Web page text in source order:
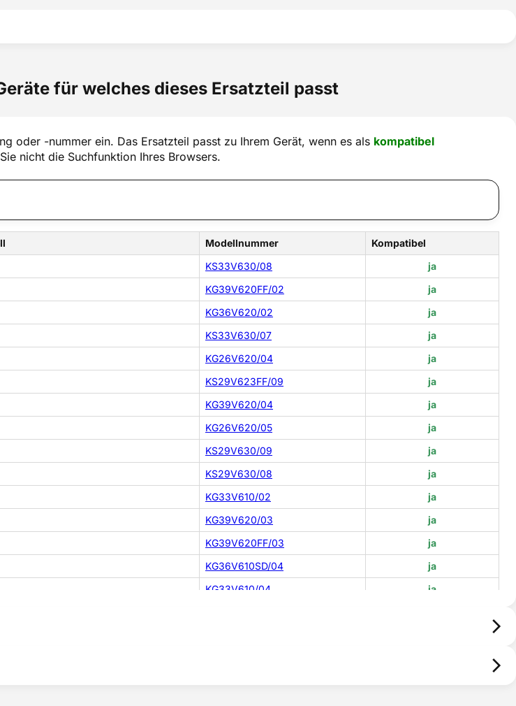
für welches dieses Ersatzteil passt
oder -nummer ein. Das Ersatzteil passt zu Ihrem Gerät, wenn es als kompatibel
nicht die Suchfunktion Ihres Browsers.
Modellnummer
Kompatibel
KS33V630/08
ja
KG39V620FF/02
ja
KG36V620/02
ja
KS33V630/07
ja
KG26V620/04
ja
KS29V623FF/09
ja
KG39V620/04
ja
KG26V620/05
ja
KS29V630/09
ja
KS29V630/08
ja
KG33V610/02
ja
KG39V620/03
ja
KG39V620FF/03
ja
KG36V610SD/04
ja
KG33V610/04
ja
zu